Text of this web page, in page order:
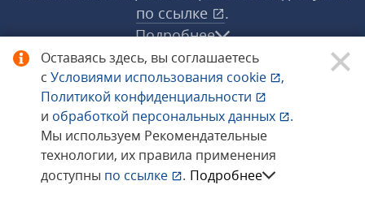
Оставаясь здесь, вы соглашаетесь
с Условиями использования cookie
,
Политикой конфиденциальности
и обработкой персональных данных
.
Мы используем Рекомендательные
технологии, их правила применения
доступны по ссылке . Подробнее
по ссылке
.
Подробнее
© 1998−2026 «1С‑Рарус» ®. Все права
защищены.
Сообщить об ошибке